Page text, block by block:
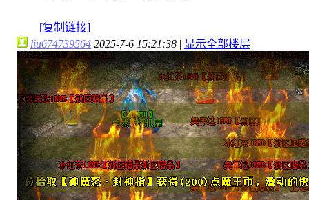
[复制链接]
liu674739564 2025-7-6 15:21:38 | 显示全部楼层